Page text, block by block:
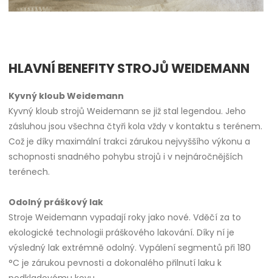
HLAVNÍ BENEFITY STROJŮ WEIDEMANN
Kyvný kloub Weidemann
Kyvný kloub strojů Weidemann se již stal legendou. Jeho
zásluhou jsou všechna čtyři kola vždy v kontaktu s terénem.
Což je díky maximální trakci zárukou nejvyššího výkonu a
schopnosti snadného pohybu strojů i v nejnáročnějších
terénech.
Odolný práškový lak
Stroje Weidemann vypadají roky jako nové. Vděčí za to
ekologické technologii práškového lakování. Díky ní je
výsledný lak extrémně odolný. Vypálení segmentů při 180
°C je zárukou pevnosti a dokonalého přilnutí laku k